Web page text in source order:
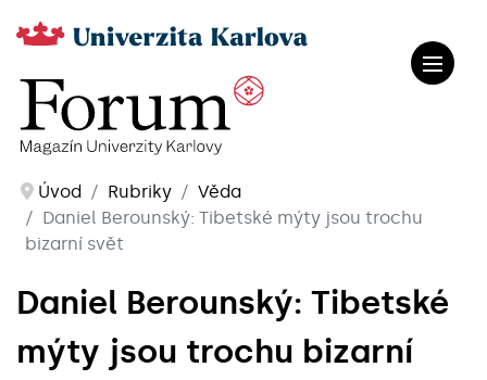
Úvod Rubriky
Věda
Daniel Berounský: Tibetské mýty jsou trochu
bizarní svět
Daniel Berounský: Tibetské
mýty jsou trochu bizarní